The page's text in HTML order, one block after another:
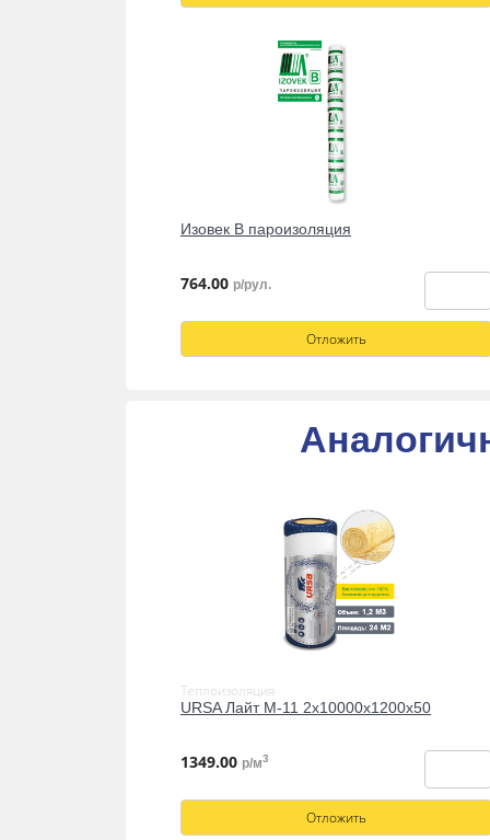
Изовек В пароизоляция
764.00 р/рул.
Отложить
Теплоизоляция
URSA Лайт М-11 2х10000х1200х50
1349.00 р/м3
Отложить